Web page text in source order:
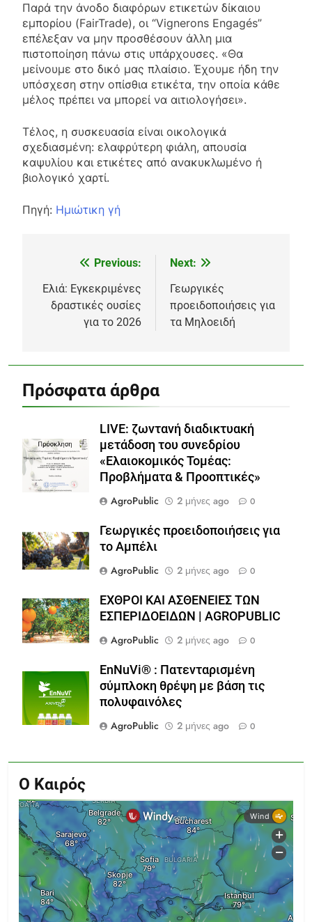
Παρά την άνοδο διαφόρων ετικετών δίκαιου
εμπορίου (FairTrade), οι “Vignerons Engagés”
επέλεξαν να μην προσθέσουν άλλη μια
πιστοποίηση πάνω στις υπάρχουσες. «Θα
μείνουμε στο δικό μας πλαίσιο. Έχουμε ήδη την
υπόσχεση στην οπίσθια ετικέτα, την οποία κάθε
μέλος πρέπει να μπορεί να αιτιολογήσει».
Τέλος, η συσκευασία είναι οικολογικά
σχεδιασμένη: ελαφρύτερη φιάλη, απουσία
καψυλίου και ετικέτες από ανακυκλωμένο ή
βιολογικό χαρτί.
Πηγή: Ημιώτικη γή
Πλοήγηση
άρθρων
Previous:
Ελιά: Εγκεκριμένες
δραστικές ουσίες
για το 2026
Next:
Γεωργικές
προειδοποιήσεις για
τα Μηλοειδή
Πρόσφατα άρθρα
LIVE: ζωντανή διαδικτυακή
μετάδοση του συνεδρίου
«Ελαιοκομικός Τομέας:
Προβλήματα & Προοπτικές»
AgroPublic
2 μήνες ago 0
Γεωργικές προειδοποιήσεις για
το Αμπέλι
AgroPublic
2 μήνες ago 0
ΕΧΘΡΟΙ ΚΑΙ ΑΣΘΕΝΕΙΕΣ ΤΩΝ
ΕΣΠΕΡΙΔΟΕΙΔΩΝ | AGROPUBLIC
AgroPublic
2 μήνες ago 0
EnNuVi® : Πατενταρισμένη
σύμπλοκη θρέψη με βάση τις
πολυφαινόλες
AgroPublic
2 μήνες ago 0
Ο Καιρός